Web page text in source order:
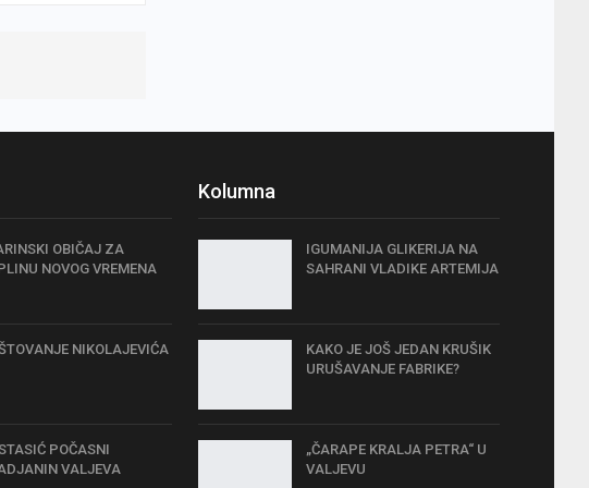
OBIČAJ ZA
NOVOG VREMENA
NIKOLAJEVIĆA
POČASNI
VALJEVA
Kolumna
IGUMANIJA GLIKERIJA NA
SAHRANI VLADIKE ARTEMIJA
KAKO JE JOŠ JEDAN KRUŠIK
URUŠAVANJE FABRIKE?
„ČARAPE KRALJA PETRA“ U
VALJEVU